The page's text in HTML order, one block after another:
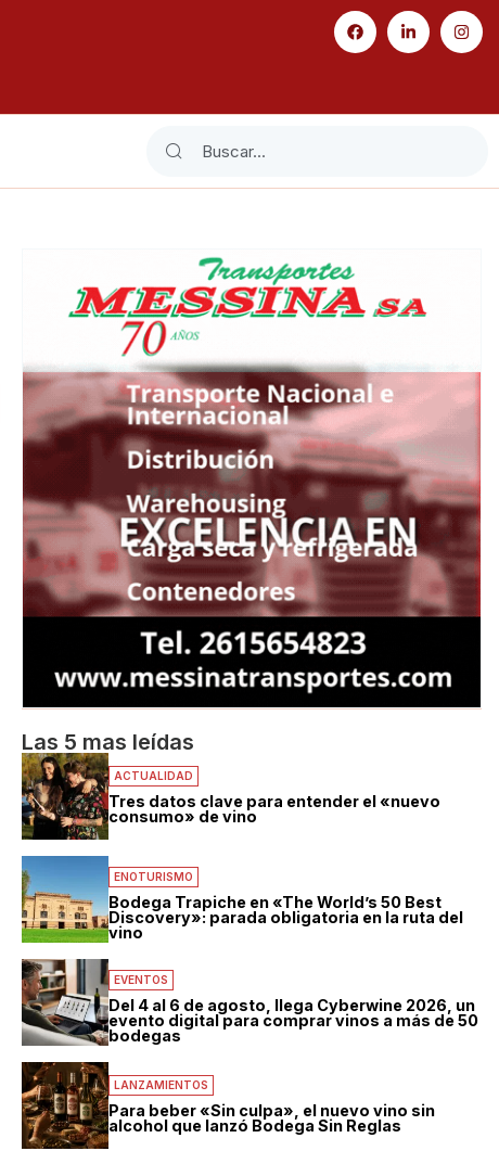
Las 5 mas leídas
ACTUALIDAD
Tres datos clave para entender el «nuevo
consumo» de vino
ENOTURISMO
Bodega Trapiche en «The World’s 50 Best
Discovery»: parada obligatoria en la ruta del
vino
EVENTOS
Del 4 al 6 de agosto, llega Cyberwine 2026, un
evento digital para comprar vinos a más de 50
bodegas
LANZAMIENTOS
Para beber «Sin culpa», el nuevo vino sin
alcohol que lanzó Bodega Sin Reglas